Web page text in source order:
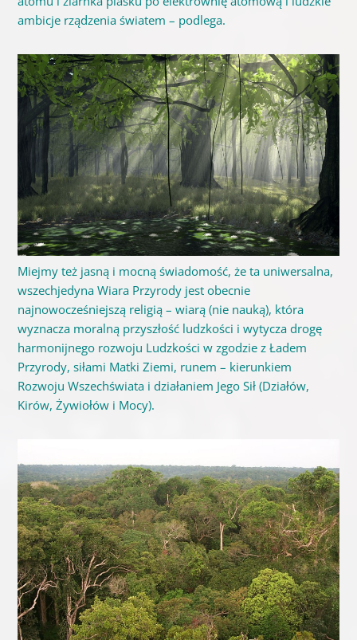
ambicje rządzenia światem – podlega.
Miejmy też jasną i mocną świadomość, że ta uniwersalna,
wszechjedyna Wiara Przyrody jest obecnie
najnowocześniejszą religią – wiarą (nie nauką), która
wyznacza moralną przyszłość ludzkości i wytycza drogę
harmonijnego rozwoju Ludzkości w zgodzie z Ładem
Przyrody, siłami Matki Ziemi, runem – kierunkiem
Rozwoju Wszechświata i działaniem Jego Sił (Działów,
Kirów, Żywiołów i Mocy).